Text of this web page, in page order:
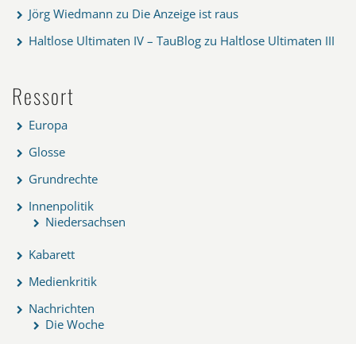
Jörg Wiedmann zu Die Anzeige ist raus
Haltlose Ultimaten IV – TauBlog zu Haltlose Ultimaten III
Ressort
Europa
Glosse
Grundrechte
Innenpolitik
Niedersachsen
Kabarett
Medienkritik
Nachrichten
Die Woche